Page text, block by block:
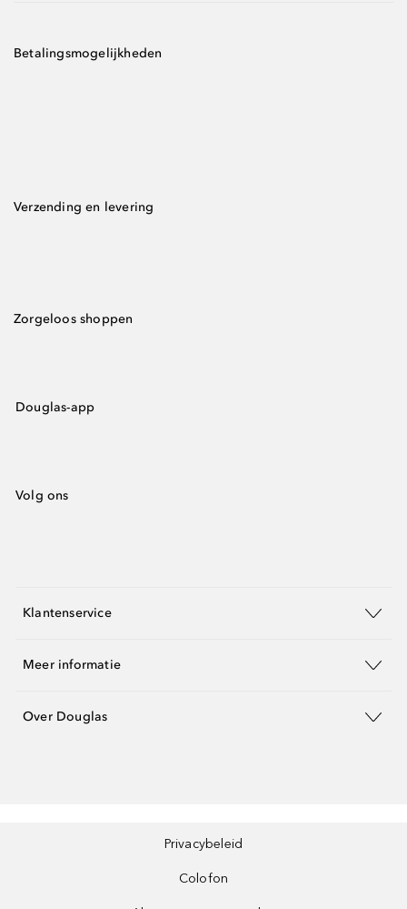
Betalingsmogelijkheden
Verzending en levering
Zorgeloos shoppen
Douglas-app
Volg ons
Klantenservice
Meer informatie
Over Douglas
Privacybeleid
Colofon